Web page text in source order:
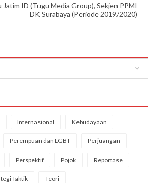
ID (Tugu Media Group), Sekjen PPMI
DK Surabaya (Periode 2019/2020)
Internasional Kebudayaan
Perempuan dan LGBT Perjuangan
Perspektif Pojok Reportase
Taktik Teori